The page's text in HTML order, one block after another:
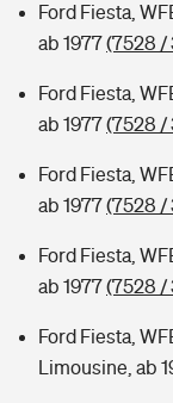
Ford Fiesta,
ab 1977(7528 /
Ford Fiesta,
ab 1977(7528 /
Ford Fiesta,
ab 1977(7528 /
Ford Fiesta,
ab 1977(7528 /
Ford Fiesta,
Limousine, ab